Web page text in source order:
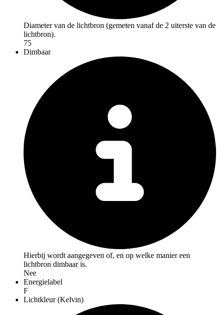
Diameter van de lichtbron (gemeten vanaf de 2 uiterste van de
lichtbron).
75
Dimbaar
Hierbij wordt aangegeven of, en op welke manier een
lichtbron dimbaar is.
Nee
Energielabel
F
Lichtkleur (Kelvin)